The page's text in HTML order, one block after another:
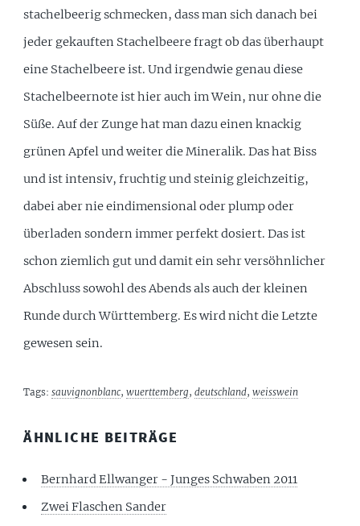
stachelbeerig schmecken, dass man sich danach bei
jeder gekauften Stachelbeere fragt ob das überhaupt
eine Stachelbeere ist. Und irgendwie genau diese
Stachelbeernote ist hier auch im Wein, nur ohne die
Süße. Auf der Zunge hat man dazu einen knackig
grünen Apfel und weiter die Mineralik. Das hat Biss
und ist intensiv, fruchtig und steinig gleichzeitig,
dabei aber nie eindimensional oder plump oder
überladen sondern immer perfekt dosiert. Das ist
schon ziemlich gut und damit ein sehr versöhnlicher
Abschluss sowohl des Abends als auch der kleinen
Runde durch Württemberg. Es wird nicht die Letzte
gewesen sein.
Tags: sauvignonblanc,wuerttemberg,deutschland,weisswein
ÄHNLICHE BEITRÄGE
Bernhard Ellwanger - Junges Schwaben 2011
Zwei Flaschen Sander